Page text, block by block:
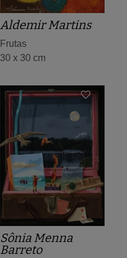
Aldemir Martins
Frutas
30 x 30 cm
Sônia Menna
Barreto